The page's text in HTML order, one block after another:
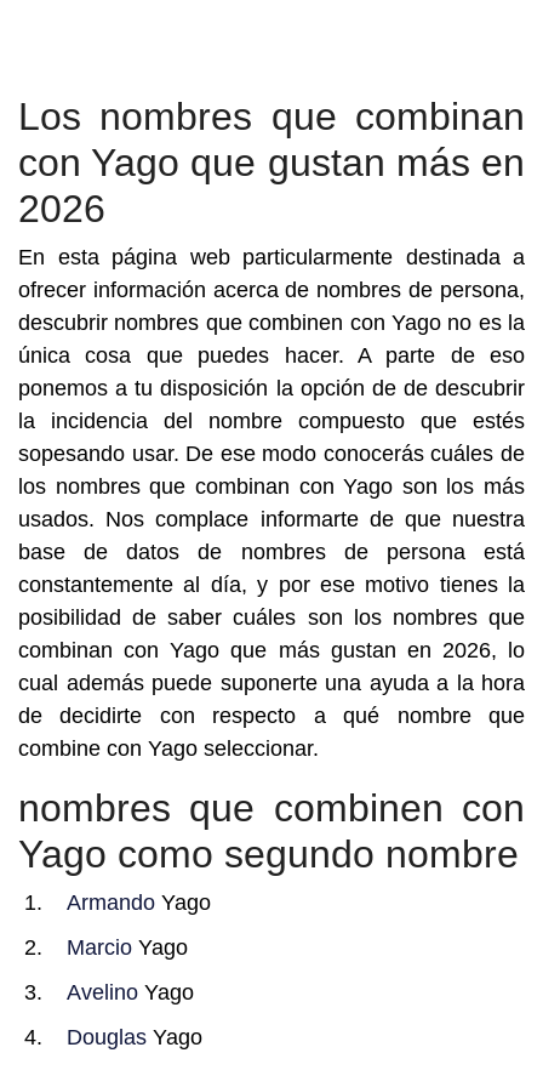
Los nombres que combinan
con Yago que gustan más en
2026
En esta página web particularmente destinada a
ofrecer información acerca de nombres de persona,
descubrir nombres que combinen con Yago no es la
única cosa que puedes hacer. A parte de eso
ponemos a tu disposición la opción de de descubrir
la incidencia del nombre compuesto que estés
sopesando usar. De ese modo conocerás cuáles de
los nombres que combinan con Yago son los más
usados. Nos complace informarte de que nuestra
base de datos de nombres de persona está
constantemente al día, y por ese motivo tienes la
posibilidad de saber cuáles son los nombres que
combinan con Yago que más gustan en 2026, lo
cual además puede suponerte una ayuda a la hora
de decidirte con respecto a qué nombre que
combine con Yago seleccionar.
nombres que combinen con
Yago como segundo nombre
Armando Yago
Marcio Yago
Avelino Yago
Douglas Yago